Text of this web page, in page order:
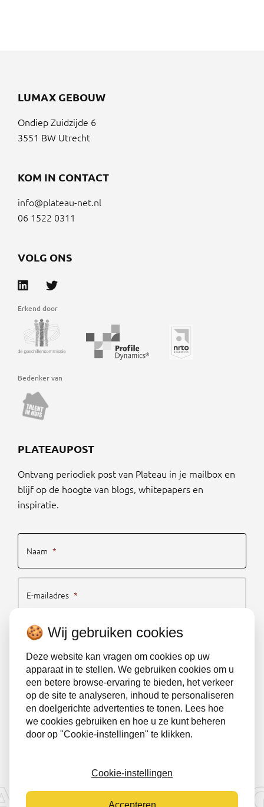
LUMAX GEBOUW
Ondiep Zuidzijde 6
3551 BW Utrecht
KOM IN CONTACT
info@plateau-net.nl
06 1522 0311
VOLG ONS
Erkend door
Bedenker van
PLATEAUPOST
Ontvang periodiek post van Plateau in je mailbox en
blijf op de hoogte van blogs, whitepapers en
inspiratie.
Naam *
E-mailadres *
Schrijf je nu in
Algemene voorwaarden Klachtenregeling
Privacybeleid Sitemap
Gedragscode NRTO
🍪 Wij gebruiken cookies
Deze website kan vragen om cookies op uw
apparaat in te stellen. We gebruiken cookies om u
een betere browse-ervaring te bieden, het verkeer
op de site te analyseren, inhoud te personaliseren
en doelgerichte advertenties te tonen. Lees hoe
we cookies gebruiken en hoe u ze kunt beheren
door op "Cookie-instellingen" te klikken.
Cookie-instellingen
Accepteren